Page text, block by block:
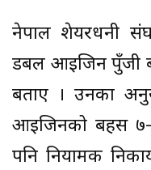
नेपाल शेयरधनी
डबल आइजिन पुँजी
बताए । उनका
आइजिनको बहस
पनि नियामक